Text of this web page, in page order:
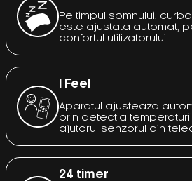
Pe timpul somnului,
este ajustata automat,
confortul utilizatorului.
I Feel
Aparatul ajusteaza
prin detectia
ajutorul senzorul din
24 timer